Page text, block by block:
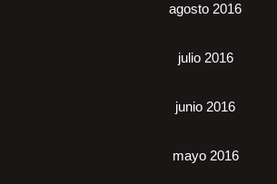
agosto 2016
julio 2016
junio 2016
mayo 2016